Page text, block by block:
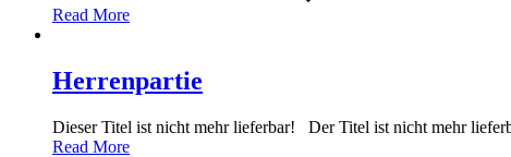
Read More
Herrenpartie
Dieser Titel ist nicht mehr lieferbar! Der Titel ist nicht mehr
Read More